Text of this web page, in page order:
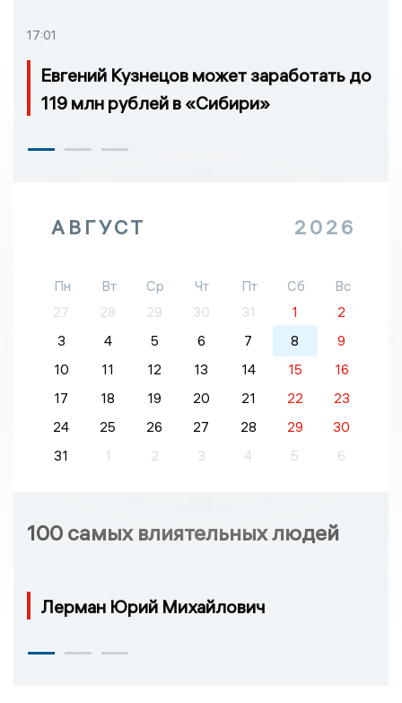
17:01
Евгений Кузнецов может заработать до
119 млн рублей в «Сибири»
АВГУСТ 2026
Пн Вт Ср Чт Пт Сб
Вс
27
28 29 30 31 1
2
3
4 5 6 7 8
9
10
11 12 13 14 15
16
17
18 19 20 21 22
23
24
25 26 27 28 29
30
31
1 2 3 4 5 6
100 самых влиятельных людей
Лерман Юрий Михайлович